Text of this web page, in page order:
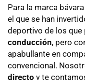
Para la marca
el que se han
deportivo de los que
conducción, pero
apabullante en
convencional.
directo y te